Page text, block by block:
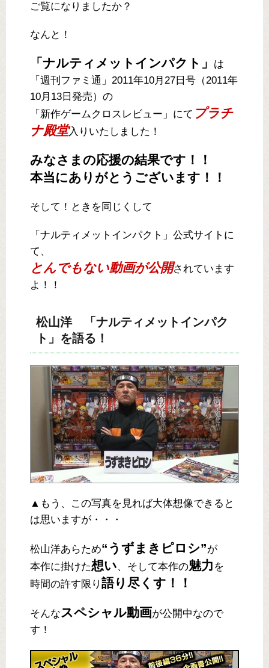
ご覧になりましたか？
なんと！
「ナルティメットインパクト」
は
「週刊ファミ通」2011年10月27日号（2011年
10月13日発売）の
「新作ゲームクロスレビュー」にて プラチ
ナ殿堂入りいたしました！
みなさまの応援の結果です！！
本当にありがとうございます！！
そして！ときを同じくして
「ナルティメットインパクト」公式サイトに
て、
とんでもない動画が公開されています
よ！！
松山洋 「ナルティメットインパク
ト」を語る！
▲もう、この写真を見れば大体想像できると
は思いますが・・・
松山洋あらため“うずまきピロシ”が
本作に掛けた想い、そして本作の魅力 を
時間の許す限り 語り尽くす！！
そんなスペシャル動画が公開中なので
す！